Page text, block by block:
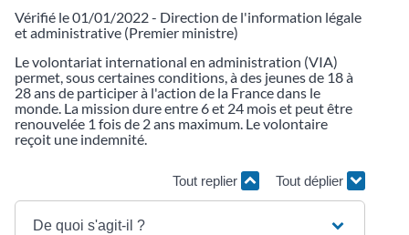
Vérifié le 01/01/2022 - Direction de l'information légale
et administrative (Premier ministre)
Le volontariat international en administration (VIA)
permet, sous certaines conditions, à des jeunes de 18 à
28 ans de participer à l'action de la France dans le
monde. La mission dure entre 6 et 24 mois et peut être
renouvelée 1 fois de 2 ans maximum. Le volontaire
reçoit une indemnité.
Tout replier Tout déplier
De quoi s'agit-il ?